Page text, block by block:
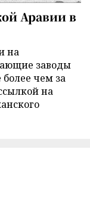
Аравии в
на
заводы
чем за
на